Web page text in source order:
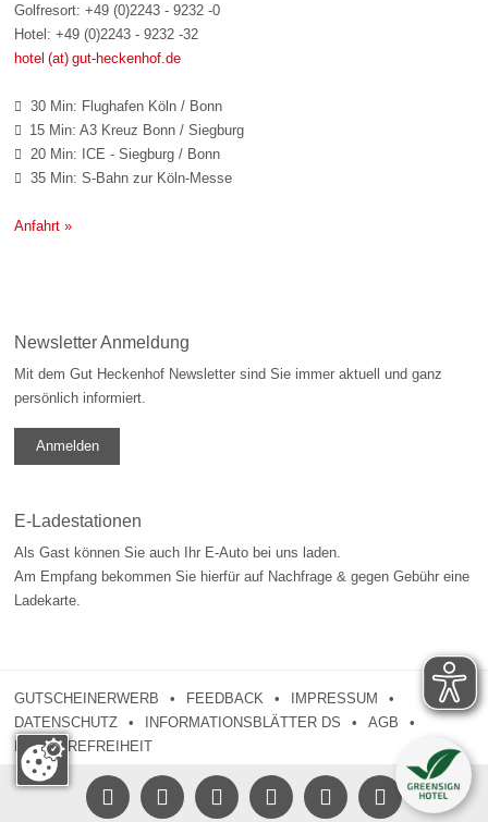
Golfresort: +49 (0)2243 - 9232 -0
Hotel: +49 (0)2243 - 9232 -32
hotel (at) gut-heckenhof.de
 30 Min: Flughafen Köln / Bonn
 15 Min: A3 Kreuz Bonn / Siegburg
 20 Min: ICE - Siegburg / Bonn
 35 Min: S-Bahn zur Köln-Messe
Anfahrt »
Newsletter Anmeldung
Mit dem Gut Heckenhof Newsletter sind Sie immer aktuell und ganz
persönlich informiert.
Anmelden
E-Ladestationen
Als Gast können Sie auch Ihr E-Auto bei uns laden.
Am Empfang bekommen Sie hierfür auf Nachfrage & gegen Gebühr eine
Ladekarte.
GUTSCHEINERWERB FEEDBACK
IMPRESSUM
DATENSCHUTZ
INFORMATIONSBLÄTTER DS
AGB
BARRIEREFREIHEIT
    